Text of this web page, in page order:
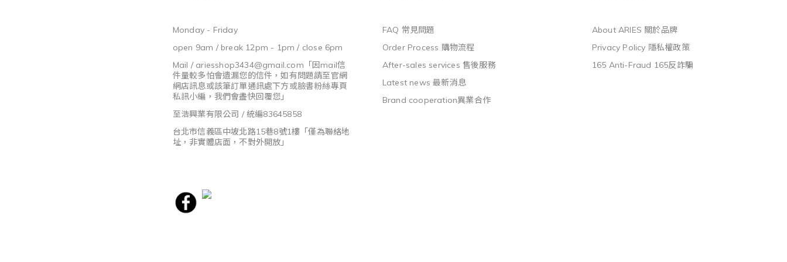
Monday - Friday
open 9am / break 12pm - 1pm / close 6pm
Mail / ariesshop3434@gmail.com 「因mail信
件量較多怕會遺漏您的信件，如有問題請至官網
網店訊息或該筆訂單通訊處下方或臉書粉絲專頁
私訊小編，我們會盡快回覆您」
至浩興業有限公司 / 統編83645858
台北市信義區中坡北路15巷8號1樓「僅為聯絡地
址，非實體店面，不對外開放」
FAQ 常見問題
Order Process 購物流程
After-sales services 售後服務
Latest news 最新消息
Brand cooperation異業合作
About ARIES 關於品牌
Privacy Policy 隱私權政策
165 Anti-Fraud 165反詐騙